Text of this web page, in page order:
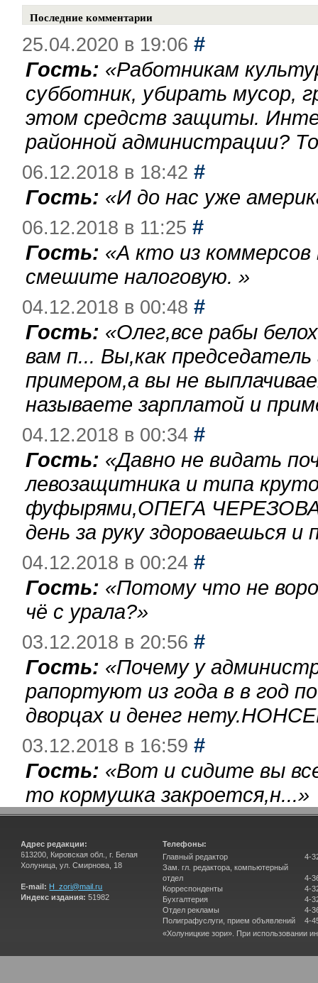
Последние комментарии
25.04.2020 в 19:06 #
Гость: «Работникам
субботник, убирать мусор,
этом средств защиты.
районной администрации?
06.12.2018 в 18:42 #
Гость: «И до нас уже
06.12.2018 в 11:25 #
Гость: «А кто из
смешите налоговую. »
04.12.2018 в 00:48 #
Гость: «Олег,все рабы
вам п... Вы,как
примером,а вы не
называете зарплатой и
04.12.2018 в 00:34 #
Гость: «Давно не видать
левозащитника и типа
фуфырями,ОПЕГА
день за руку здороваешься
04.12.2018 в 00:24 #
Гость: «Потому что не
чё с урала?»
03.12.2018 в 20:56 #
Гость: «Почему у
рапортуют из года в в год
дворцах и денег
03.12.2018 в 16:59 #
Гость: «Вот и сидите вы
то кормушка закроется,н...»
Адрес редакции:
613200, Кировская обл., г. Белая
Холуница, ул. Смирнова, 18
E-mail: H_zori@mail.ru
Индекс издания: 51982
Телефоны:
Главный редактор
Зам. гл. редактора, компьютерный
отдел
Корреспонденты
Бухгалтерия
Отдел рекламы
Полиграфуслуги, прием объявлений
4-
4-
4-
4-
4-
4-
«Холуницкие зори». При использовании